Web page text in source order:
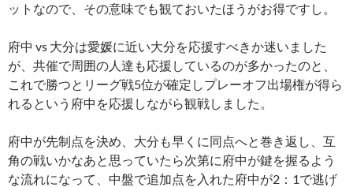
ットなので、その意味でも観ておいたほうがお得ですし。
府中 vs 大分は愛媛に近い大分を応援すべきか迷いました
が、共催で周囲の人達も応援しているのが多かったのと、
これで勝つとリーグ戦5位が確定しプレーオフ出場権が得ら
れるという府中を応援しながら観戦しました。
府中が先制点を決め、大分も早くに同点へと巻き返し、互
角の戦いかなあと思っていたら次第に府中が鍵を握るよう
な流れになって、中盤で追加点を入れた府中が2：1で逃げ